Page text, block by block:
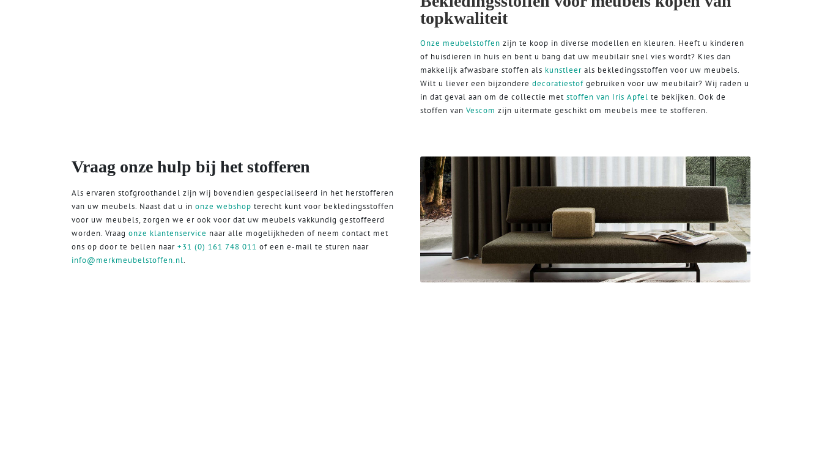
topkwaliteit
Onze meubelstoffen zijn te koop in diverse modellen en kleuren. Heeft u kinderen
of huisdieren in huis en bent u bang dat uw meubilair snel vies wordt? Kies dan
makkelijk afwasbare stoffen als kunstleer als bekledingsstoffen voor uw meubels.
Wilt u liever een bijzondere decoratiestof gebruiken voor uw meubilair? Wij raden u
in dat geval aan om de collectie met stoffen van Iris Apfel te bekijken. Ook de
stoffen van Vescom zijn uitermate geschikt om meubels mee te stofferen.
Vraag onze hulp bij het stofferen
Als ervaren stofgroothandel zijn wij bovendien gespecialiseerd in het herstofferen
van uw meubels. Naast dat u in onze webshop terecht kunt voor bekledingsstoffen
voor uw meubels, zorgen we er ook voor dat uw meubels vakkundig gestoffeerd
worden. Vraag onze klantenservice naar alle mogelijkheden of neem contact met
ons op door te bellen naar +31 (0) 161 748 011 of een e-mail te sturen naar
info@merkmeubelstoffen.nl.